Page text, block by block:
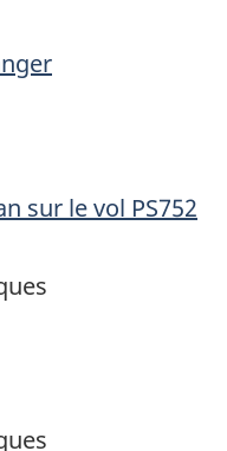
sur le vol PS752